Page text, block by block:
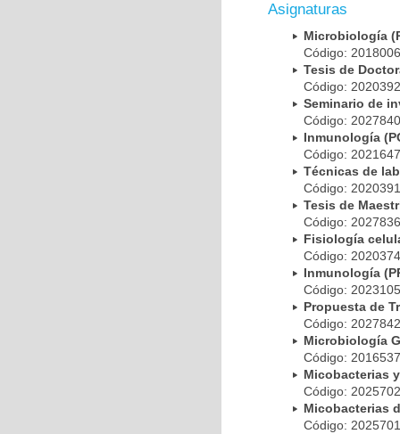
Asignaturas
Microbiología
Código:
Tesis de
Código:
Seminario de
Código:
Inmunología
Código:
Técnicas de
Código:
Tesis de
Código:
Fisiología
Código:
Inmunología
Código:
Propuesta de
Código:
Microbiología
Código:
Micobacterias
Código:
Micobacterias
Código: